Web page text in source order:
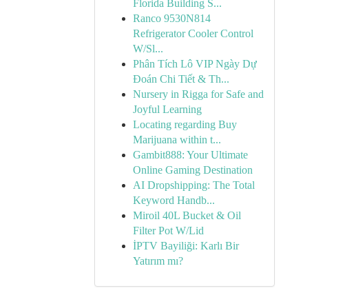
Florida Building S...
Ranco 9530N814
Refrigerator Cooler Control
W/Sl...
Phân Tích Lô VIP Ngày Dự
Đoán Chi Tiết & Th...
Nursery in Rigga for Safe and
Joyful Learning
Locating regarding Buy
Marijuana within t...
Gambit888: Your Ultimate
Online Gaming Destination
AI Dropshipping: The Total
Keyword Handb...
Miroil 40L Bucket & Oil
Filter Pot W/Lid
İPTV Bayiliği: Karlı Bir
Yatırım mı?